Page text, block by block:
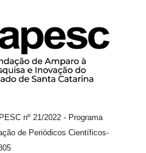
nº 21/2022 - Programa
de Periódicos Científicos-